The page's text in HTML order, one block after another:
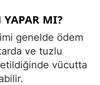
YAPAR MI?
genelde ödem
ve tuzlu
vücutta